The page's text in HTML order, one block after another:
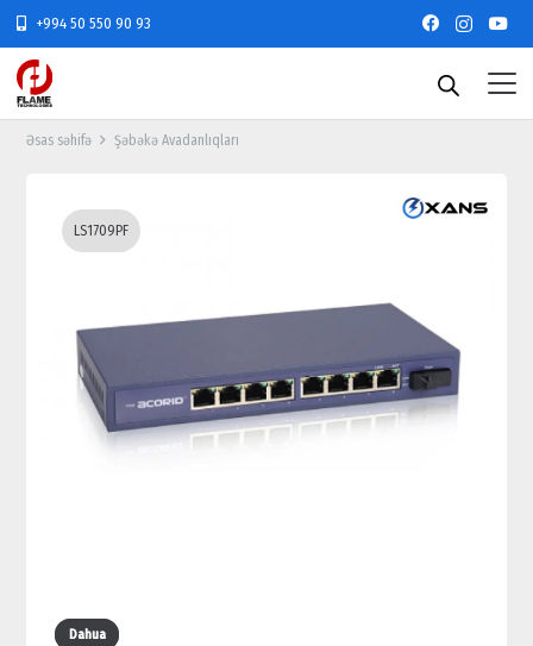
+994 50 550 90 93
Əsas səhifə Şəbəkə Avadanlıqları
LS1709PF
Dahua